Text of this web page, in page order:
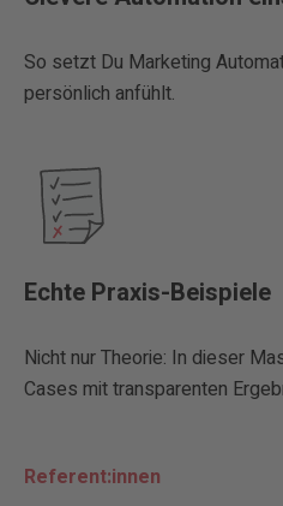
So setzt Du Marketing
persönlich anfühlt.
Echte Praxis-Beispiele
Nicht nur Theorie: In dieser
Cases mit transparenten
Referent:innen